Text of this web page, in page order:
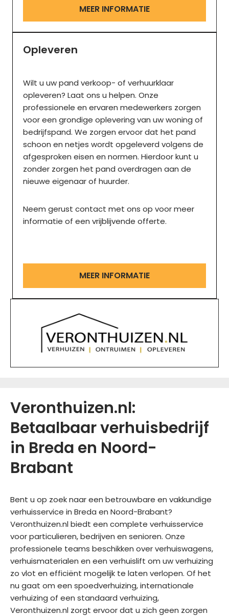
MEER INFORMATIE
Opleveren
Wilt u uw pand verkoop- of verhuurklaar
opleveren? Laat ons u helpen. Onze
professionele en ervaren medewerkers zorgen
voor een grondige oplevering van uw woning of
bedrijfspand. We zorgen ervoor dat het pand
schoon en netjes wordt opgeleverd volgens de
afgesproken eisen en normen. Hierdoor kunt u
zonder zorgen het pand overdragen aan de
nieuwe eigenaar of huurder.
Neem gerust contact met ons op voor meer
informatie of een vrijblijvende offerte.
MEER INFORMATIE
Veronthuizen.nl:
Betaalbaar verhuisbedrijf
in Breda en Noord-
Brabant
Bent u op zoek naar een betrouwbare en vakkundige
verhuisservice in Breda en Noord-Brabant?
Veronthuizen.nl biedt een complete verhuisservice
voor particulieren, bedrijven en senioren. Onze
professionele teams beschikken over verhuiswagens,
verhuismaterialen en een verhuislift om uw verhuizing
zo vlot en efficiënt mogelijk te laten verlopen. Of het
nu gaat om een spoedverhuizing, internationale
verhuizing of een standaard verhuizing,
Veronthuizen.nl zorgt ervoor dat u zich geen zorgen